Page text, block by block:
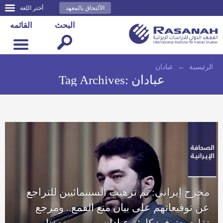
أختر اللغة الألتحاق بالمعهد
القائمه البحث
الرئيسية ← عبادان
Tag Archives: عبادان
مخرج إيراني: تم ترهيب السينمائيين للتراجع
عن توقيعاتهم على بيان منع القمع.. ومرجع